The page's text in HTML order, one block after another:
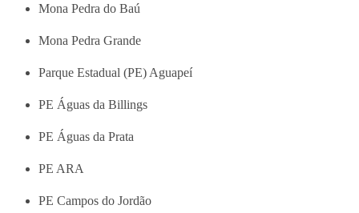
Mona Pedra do Baú
Mona Pedra Grande
Parque Estadual (PE) Aguapeí
PE Águas da Billings
PE Águas da Prata
PE ARA
PE Campos do Jordão